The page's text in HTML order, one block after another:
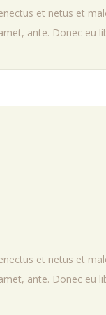
et netus et
ante. Donec eu
et netus et
ante. Donec eu